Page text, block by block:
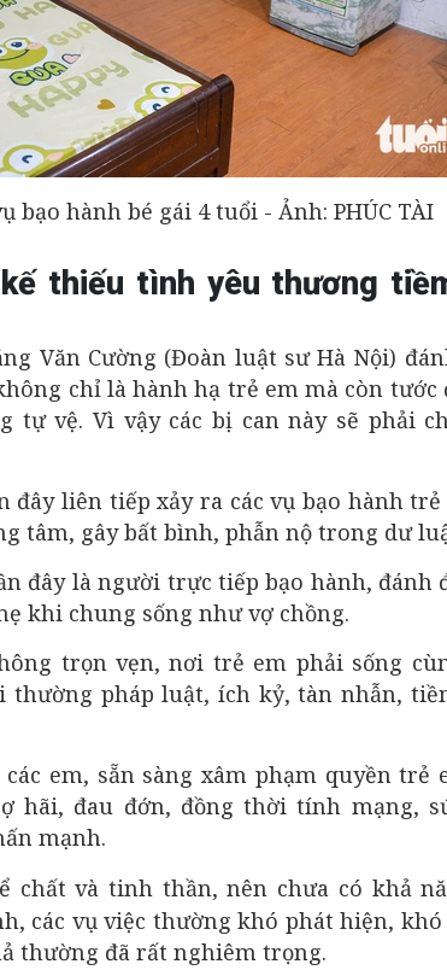
hành bé gái 4 tuổi - Ảnh: PHÚC TÀI
thiếu tình yêu thương
Văn Cường (Đoàn luật sư Hà Nội)
chỉ là hành hạ trẻ em mà còn tước
tự vệ. Vì vậy các bị can này sẽ phải
liên tiếp xảy ra các vụ bạo hành
tâm, gây bất bình, phẫn nộ trong dư
đây là người trực tiếp bạo hành, đánh
khi chung sống như vợ chồng.
trọn vẹn, nơi trẻ em phải sống
pháp luật, ích kỷ, tàn nhẫn,
em, sẵn sàng xâm phạm quyền trẻ
hãi, đau đớn, đồng thời tính mạng,
mạnh.
và tinh thần, nên chưa có khả
các vụ việc thường khó phát hiện,
thường đã rất nghiêm trọng.